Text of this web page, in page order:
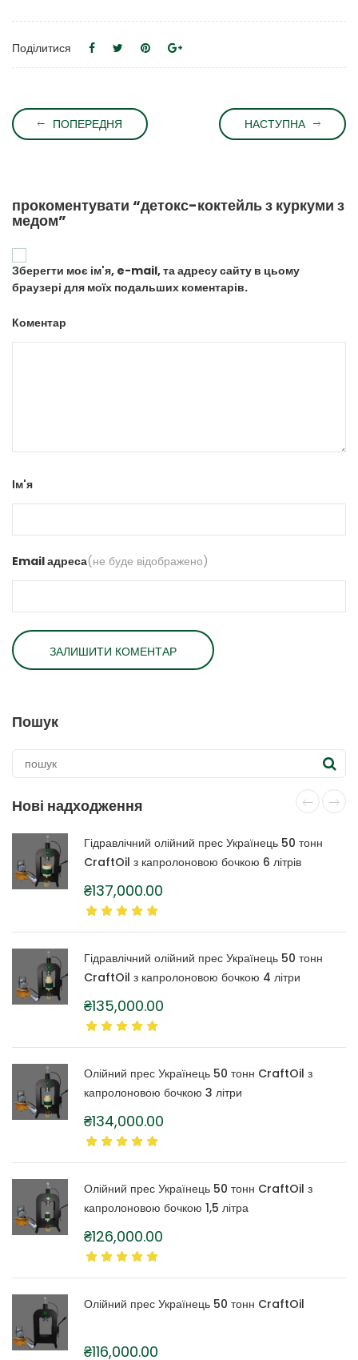
Поділитися
ПОПЕРЕДНЯ НАСТУПНА
прокоментувати “детокс-коктейль з куркуми з
медом”
Зберегти моє ім'я, e-mail, та адресу сайту в цьому
браузері для моїх подальших коментарів.
Коментар
Ім'я
Email адреса(не буде відображено)
Пошук
Нові надходження
Гідравлічний олійний прес Українець 50 тонн
CraftOil з капролоновою бочкою 6 літрів
₴137,000.00
Гідравлічний олійний прес Українець 50 тонн
CraftOil з капролоновою бочкою 4 літри
₴135,000.00
Олійний прес Українець 50 тонн CraftOil з
капролоновою бочкою 3 літри
₴134,000.00
Олійний прес Українець 50 тонн CraftOil з
капролоновою бочкою 1,5 літра
₴126,000.00
Олійний прес Українець 50 тонн CraftOil
₴116,000.00